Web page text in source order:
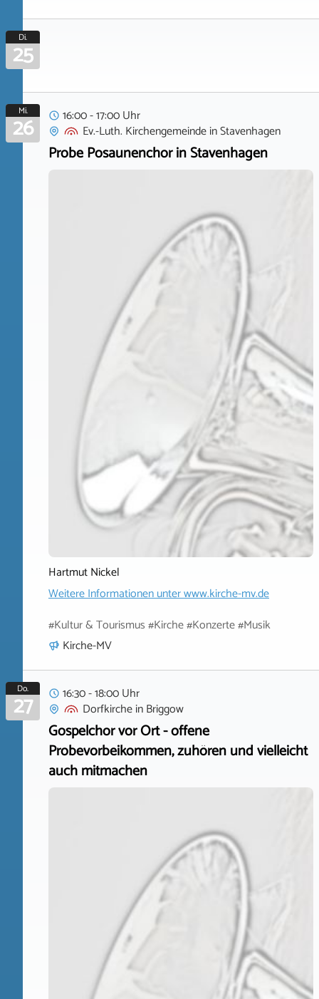
Di.
25
Mi.
26
16:00 - 17:00 Uhr
Ev.-Luth. KirchengemeindeinStavenhagen
Probe Posaunenchor in Stavenhagen
Hartmut Nickel
Weitere Informationen unterwww.kirche-mv.de
#Kultur & Tourismus #Kirche #Konzerte #Musik
Kirche-MV
Do.
27
16:30 - 18:00 Uhr
DorfkircheinBriggow
Gospelchor vor Ort - offene
Probevorbeikommen, zuhören und vielleicht
auch mitmachen